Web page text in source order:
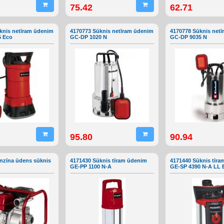
75.42 62.71
netīram ūdenim
Eco
4170773 Sūknis netīram ūdenim
GC-DP 1020 N
95.80
4170778 Sūknis
GC-DP 9035 N
90.94
ūdens sūknis
4171430 Sūknis tīram ūdenim
GE-PP 1100 N-A
4171440 Sūknis
GE-SP 4390 N-A LL